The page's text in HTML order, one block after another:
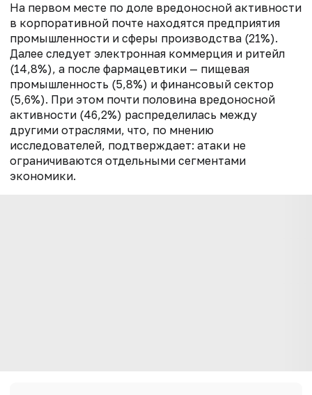
На первом месте по доле вредоносной активности
в корпоративной почте находятся предприятия
промышленности и сферы производства (21%).
Далее следует электронная коммерция и ритейл
(14,8%), а после фармацевтики — пищевая
промышленность (5,8%) и финансовый сектор
(5,6%). При этом почти половина вредоносной
активности (46,2%) распределилась между
другими отраслями, что, по мнению
исследователей, подтверждает: атаки не
ограничиваются отдельными сегментами
экономики.